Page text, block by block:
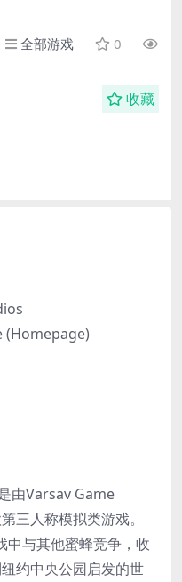
全部游戏
0
收藏
(Homepage)
由Varsav Game
三人称模拟类游戏。
中与其他蜜蜂竞争，收
约中央公园启发的世